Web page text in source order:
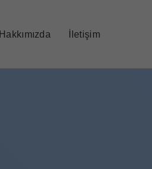
Hakkımızda İletişim